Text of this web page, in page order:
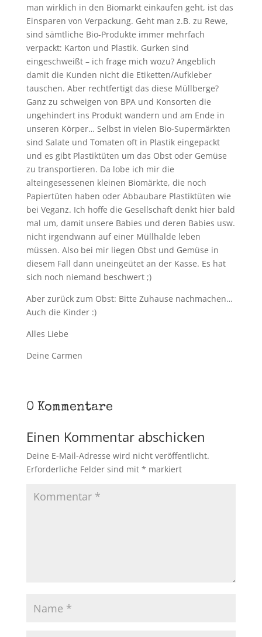
man wirklich in den Biomarkt einkaufen geht, ist das
Einsparen von Verpackung. Geht man z.B. zu Rewe,
sind sämtliche Bio-Produkte immer mehrfach
verpackt: Karton und Plastik. Gurken sind
eingeschweißt – ich frage mich wozu? Angeblich
damit die Kunden nicht die Etiketten/Aufkleber
tauschen. Aber rechtfertigt das diese Müllberge?
Ganz zu schweigen von BPA und Konsorten die
ungehindert ins Produkt wandern und am Ende in
unseren Körper… Selbst in vielen Bio-Supermärkten
sind Salate und Tomaten oft in Plastik eingepackt
und es gibt Plastiktüten um das Obst oder Gemüse
zu transportieren. Da lobe ich mir die
alteingesessenen kleinen Biomärkte, die noch
Papiertüten haben oder Abbaubare Plastiktüten wie
bei Veganz. Ich hoffe die Gesellschaft denkt hier bald
mal um, damit unsere Babies und deren Babies usw.
nicht irgendwann auf einer Müllhalde leben
müssen. Also bei mir liegen Obst und Gemüse in
diesem Fall dann uneingeütet an der Kasse. Es hat
sich noch niemand beschwert ;)
Aber zurück zum Obst: Bitte Zuhause nachmachen…
Auch die Kinder :)
Alles Liebe
Deine Carmen
0 Kommentare
Einen Kommentar abschicken
Deine E-Mail-Adresse wird nicht veröffentlicht.
Erforderliche Felder sind mit * markiert